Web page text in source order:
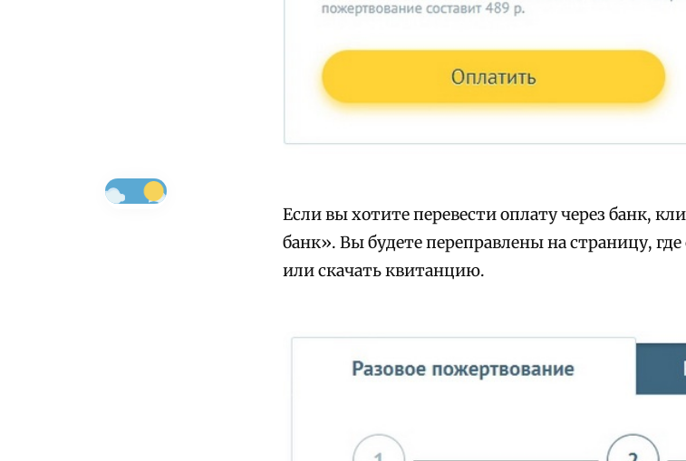
Если вы хотите перевести оплату через банк,
банк». Вы будете переправлены на страницу,
или скачать квитанцию.